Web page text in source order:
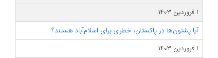
۱ فروردین ۱۴۰۳
آیا پشتون‌ها در پاکستان،‌ خطری برای اسلام‌آباد هستند؟
۱ فروردین ۱۴۰۳